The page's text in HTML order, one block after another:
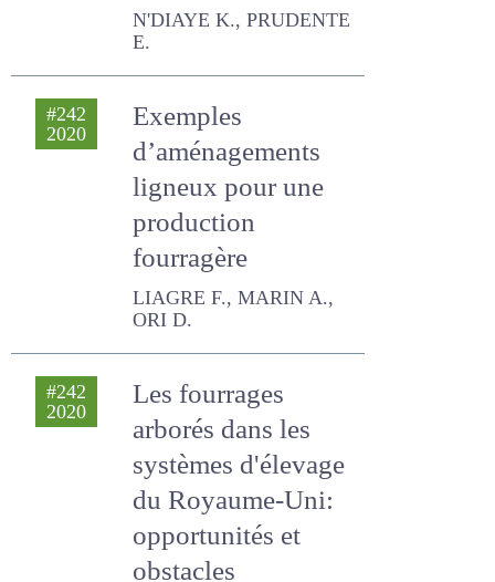
N'DIAYE K., PRUDENTE E.
#242
2020
d’aménagements
ligneux pour une
production
fourragère
LIAGRE F., MARIN A., ORI D.
#242
Les fourrages
arborés dans les
systèmes
d'élevage du
Royaume-Uni:
opportunités et
obstacles